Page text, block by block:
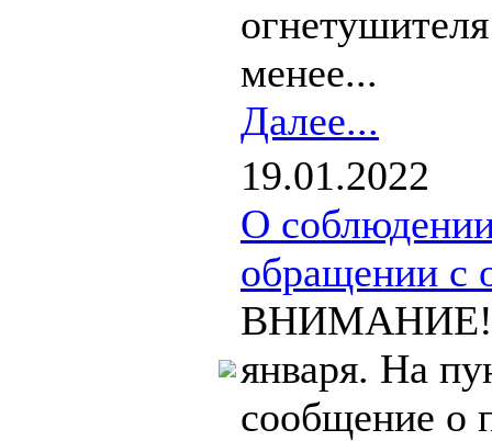
менее...
Далее...
19.01.2022
О
обращении с
ВНИМАНИЕ!
января. На
сообщение о